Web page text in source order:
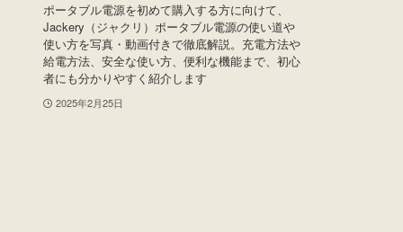
ポータブル電源を初めて購入する方に向けて、
Jackery（ジャクリ）ポータブル電源の使い道や
使い方を写真・動画付きで徹底解説。充電方法や
給電方法、安全な使い方、便利な機能まで、初心
者にも分かりやすく紹介します
2025年2月25日